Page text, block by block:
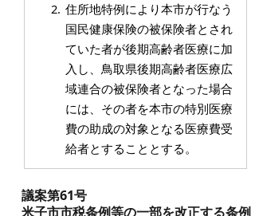
住所地特例により本市が行なう
国民健康保険の被保険者とされ
ていた者が後期高齢者医療に加
入し、鳥取県後期高齢者医療広
域連合の被保険者となった場合
には、その者を本市の特別医療
費の助成の対象となる医療費受
給者とすることとする。
議案第61号
米子市市税条例等の一部を改正する条例